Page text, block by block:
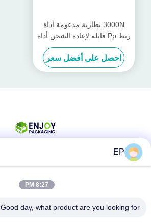
3000N بطارية مدعومة أداة
ربط Pp قابلة لإعادة الشحن أداة
ربط PET Band 13mm -
19mm
احصل على أفضل سعر
EP
8:27 PM
Good day, what product are you looking for?